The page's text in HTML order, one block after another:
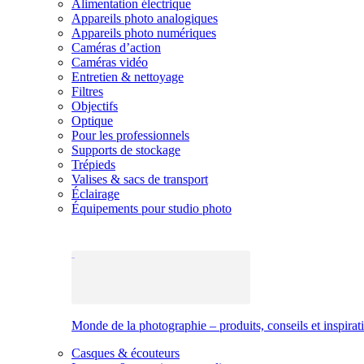
Alimentation électrique
Appareils photo analogiques
Appareils photo numériques
Caméras d’action
Caméras vidéo
Entretien & nettoyage
Filtres
Objectifs
Optique
Pour les professionnels
Supports de stockage
Trépieds
Valises & sacs de transport
Éclairage
Équipements pour studio photo
Monde de la photographie – produits, conseils et
Casques & écouteurs